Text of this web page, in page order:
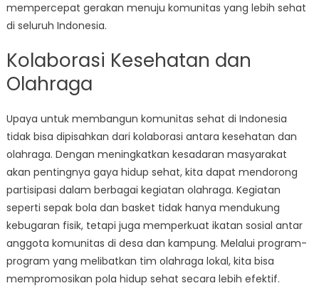
mempercepat gerakan menuju komunitas yang lebih sehat
di seluruh Indonesia.
Kolaborasi Kesehatan dan
Olahraga
Upaya untuk membangun komunitas sehat di Indonesia
tidak bisa dipisahkan dari kolaborasi antara kesehatan dan
olahraga. Dengan meningkatkan kesadaran masyarakat
akan pentingnya gaya hidup sehat, kita dapat mendorong
partisipasi dalam berbagai kegiatan olahraga. Kegiatan
seperti sepak bola dan basket tidak hanya mendukung
kebugaran fisik, tetapi juga memperkuat ikatan sosial antar
anggota komunitas di desa dan kampung. Melalui program-
program yang melibatkan tim olahraga lokal, kita bisa
mempromosikan pola hidup sehat secara lebih efektif.